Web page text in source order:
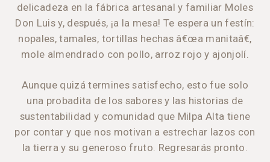
delicadeza en la fábrica artesanal y familiar Moles
Don Luis y, después, ¡a la mesa! Te espera un festín:
nopales, tamales, tortillas hechas â€œa manitaâ€,
mole almendrado con pollo, arroz rojo y ajonjolí.
Aunque quizá termines satisfecho, esto fue solo
una probadita de los sabores y las historias de
sustentabilidad y comunidad que Milpa Alta tiene
por contar y que nos motivan a estrechar lazos con
la tierra y su generoso fruto. Regresarás pronto.